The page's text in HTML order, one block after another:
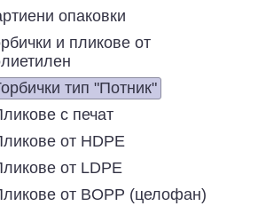
опаковки
и пликове от
тип "Потник"
с печат
от HDPE
от LDPE
от BOPP (целофан)